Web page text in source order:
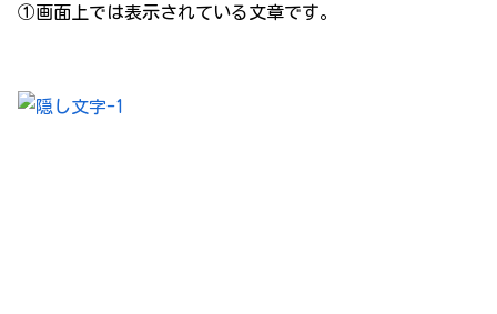
①画面上では表示されている文章です。